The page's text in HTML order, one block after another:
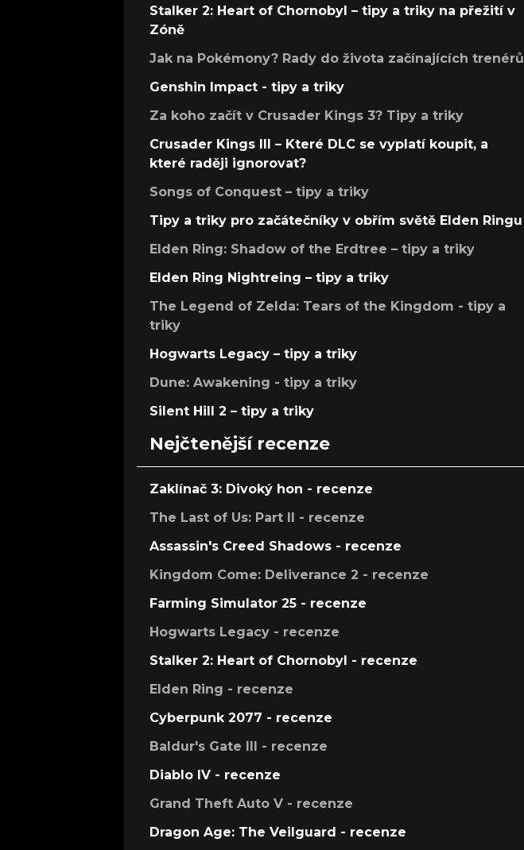
Stalker 2: Heart of Chornobyl – tipy a triky na přežití v
Zóně
Jak na Pokémony? Rady do života začínajících trenérů
Genshin Impact - tipy a triky
Za koho začít v Crusader Kings 3? Tipy a triky
Crusader Kings III – Které DLC se vyplatí koupit, a
které raději ignorovat?
Songs of Conquest – tipy a triky
Tipy a triky pro začátečníky v obřím světě Elden Ringu
Elden Ring: Shadow of the Erdtree – tipy a triky
Elden Ring Nightreing – tipy a triky
The Legend of Zelda: Tears of the Kingdom - tipy a
triky
Hogwarts Legacy – tipy a triky
Dune: Awakening - tipy a triky
Silent Hill 2 – tipy a triky
Nejčtenější recenze
Zaklínač 3: Divoký hon - recenze
The Last of Us: Part II - recenze
Assassin's Creed Shadows - recenze
Kingdom Come: Deliverance 2 - recenze
Farming Simulator 25 - recenze
Hogwarts Legacy - recenze
Stalker 2: Heart of Chornobyl - recenze
Elden Ring - recenze
Cyberpunk 2077 - recenze
Baldur's Gate III - recenze
Diablo IV - recenze
Grand Theft Auto V - recenze
Dragon Age: The Veilguard - recenze